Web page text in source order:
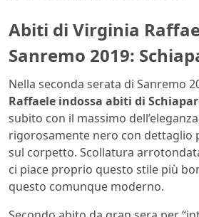
Abiti di Virginia
Sanremo 2019:
Nella seconda serata di Sanremo
Raffaele indossa abiti di
subito con il massimo
rigorosamente nero con dettaglio
sul corpetto. Scollatura
ci piace proprio questo stile più
questo comunque moderno.